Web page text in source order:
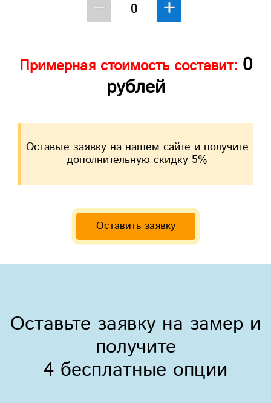
− +
Примерная стоимость составит: 0
рублей
Оставьте заявку на нашем сайте и получите
дополнительную скидку 5%
Оставить заявку
Оставьте заявку на замер и
получите
4 бесплатные опции